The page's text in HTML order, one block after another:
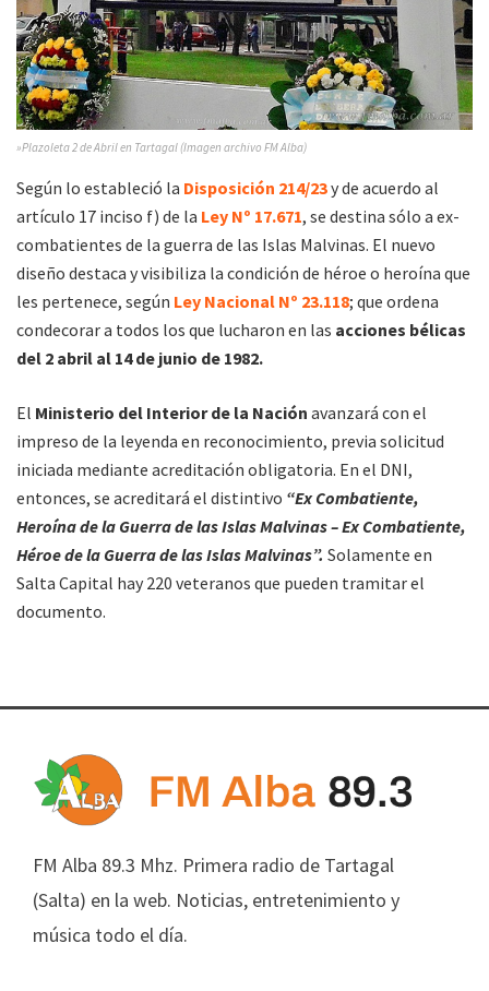
»Plazoleta 2 de Abril en Tartagal (Imagen archivo FM Alba)
Según lo estableció la Disposición 214/23y de acuerdo al
artículo 17 inciso f) de la Ley Nº 17.671, se destina sólo a ex-
combatientes de la guerra de las Islas Malvinas. El nuevo
diseño destaca y visibiliza la condición de héroe o heroína que
les pertenece, según Ley Nacional Nº 23.118; que ordena
condecorar a todos los que lucharon en las acciones bélicas
del 2 abril al 14 de junio de 1982.
El Ministerio del Interior de la Nación avanzará con el
impreso de la leyenda en reconocimiento, previa solicitud
iniciada mediante acreditación obligatoria. En el DNI,
entonces, se acreditará el distintivo “Ex Combatiente,
Heroína de la Guerra de las Islas Malvinas – Ex Combatiente,
Héroe de la Guerra de las Islas Malvinas”. Solamente en
Salta Capital hay 220 veteranos que pueden tramitar el
documento.
FM Alba 89.3 Mhz. Primera radio de Tartagal
(Salta) en la web. Noticias, entretenimiento y
música todo el día.